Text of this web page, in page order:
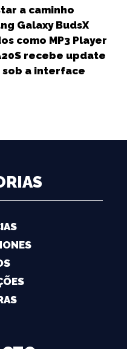
a caminho
Galaxy BudsX
como MP3 Player
recebe update
sob a interface